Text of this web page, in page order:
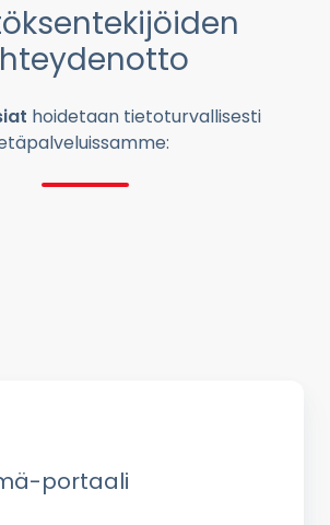
hoidetaan tietoturvallisesti
portaali